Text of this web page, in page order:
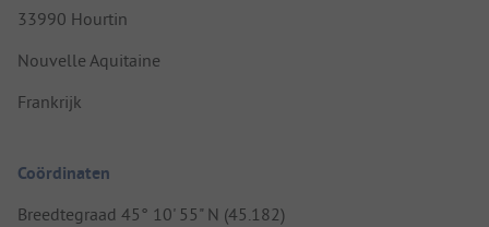
33990 Hourtin
Nouvelle Aquitaine
Frankrijk
Coördinaten
Breedtegraad 45° 10' 55" N (45.182)